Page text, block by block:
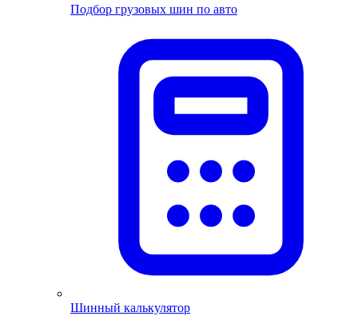
Подбор грузовых шин по авто
Шинный калькулятор